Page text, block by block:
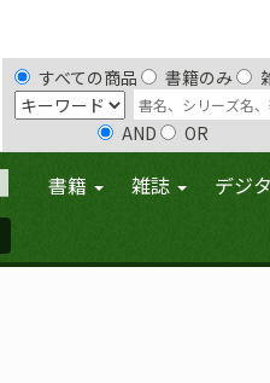
すべての商品 書籍のみ
AND OR
書籍 雑誌 デジ